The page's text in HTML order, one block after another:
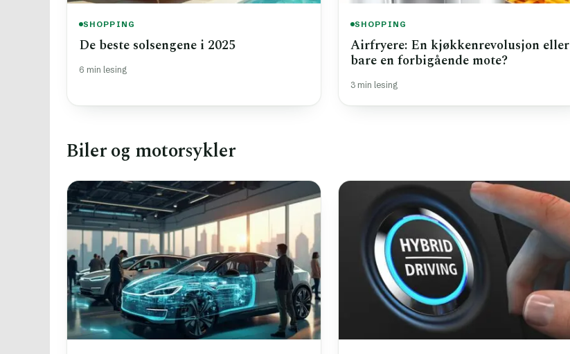
SHOPPING
De beste solsengene i 2025
6 min lesing
SHOPPING
Airfryere: En kjøkkenrevolusjon eller
bare en forbigående mote?
3 min lesing
Biler og motorsykler